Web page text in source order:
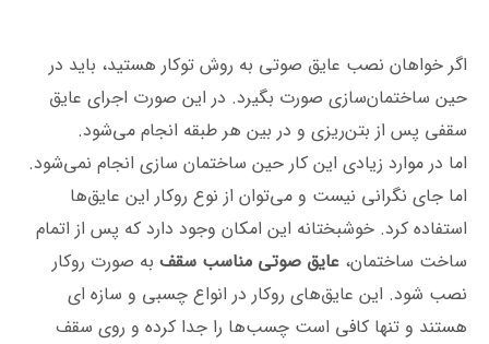
اگر خواهان نصب عایق صوتی به روش توکار هستید، باید در
حین ساختمان‌سازی صورت بگیرد. در این صورت اجرای عایق
سقفی پس از بتن‌ریزی و در بین هر طبقه انجام می‌شود.
اما در موارد زیادی این کار حین ساختمان سازی انجام نمی‌شود.
اما جای نگرانی نیست و می‌توان از نوع روکار این عایق‌ها
استفاده کرد. خوشبختانه این امکان وجود دارد که پس از اتمام
ساخت ساختمان، عایق صوتی مناسب سقف به صورت روکار
نصب شود. این عایق‌های روکار در انواع چسبی و سازه ای
هستند و تنها کافی است چسب‌ها را جدا کرده و روی سقف